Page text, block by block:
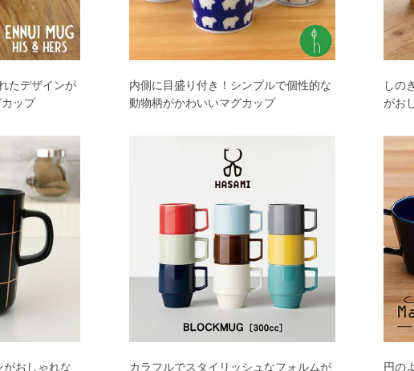
たデザインが
ップ
内側に目盛り付き！シンプルで個性的な
動物柄がかわいいマグカップ
しの
がお
がおしゃれな
カラフルでスタイリッシュなフォルムが
円の